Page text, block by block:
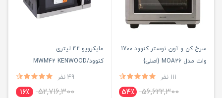
سرخ کن و آون توستر کنوود 1700
وات مدل MOA26 {اصلی}
111 نفر
56,622,300 54٪
مایکرویو 42 لیتری
کنوود/MWM42 KENWOOD
49 نفر
52,716,300 16٪